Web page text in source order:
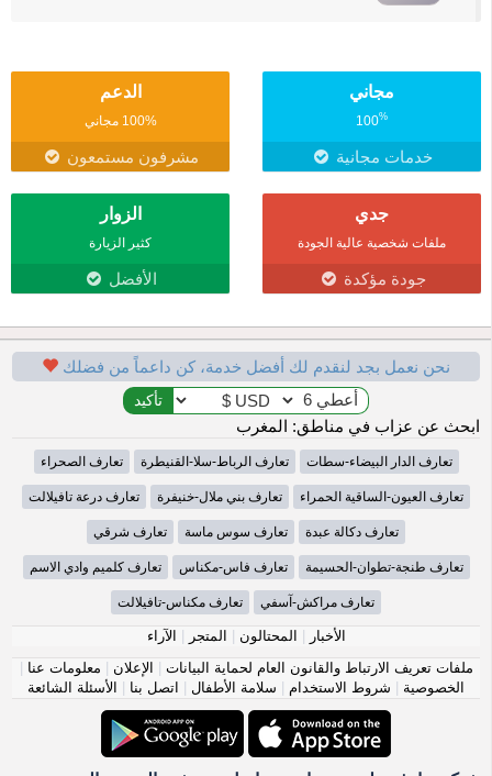
مجاني
100%
خدمات مجانية
الدعم
100% مجاني
مشرفون مستمعون
جدي
ملفات شخصية عالية الجودة
جودة مؤكدة
الزوار
كثير الزيارة
الأفضل
نحن نعمل بجد لنقدم لك أفضل خدمة، كن داعماً من فضلك
ابحث عن عزاب في مناطق: المغرب
تعارف الدار البيضاء-سطات تعارف الرباط-سلا-القنيطرة تعارف الصحراء
تعارف العيون-الساقية الحمراء تعارف بني ملال-خنيفرة تعارف درعة تافيلالت
تعارف دكالة عبدة تعارف سوس ماسة تعارف شرقي
تعارف طنجة-تطوان-الحسيمة تعارف فاس-مكناس تعارف كلميم وادي الاسم
تعارف مراكش-آسفي تعارف مكناس-تافيلالت
الأخبار | المحتالون | المتجر | الآراء
ملفات تعريف الارتباط والقانون العام لحماية البيانات | الإعلان | معلومات عنا |
الخصوصية | شروط الاستخدام | سلامة الأطفال | اتصل بنا | الأسئلة الشائعة